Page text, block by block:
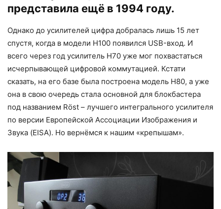
представила ещё в 1994 году.
Однако до усилителей цифра добралась лишь 15 лет
спустя, когда в модели H100 появился USB-вход. И
всего через год усилитель H70 уже мог похвастаться
исчерпывающей цифровой коммутацией. Кстати
сказать, на его базе была построена модель H80, а уже
она в свою очередь стала основной для блокбастера
под названием Röst – лучшего интегрального усилителя
по версии Европейской Ассоциации Изображения и
Звука (EISA). Но вернёмся к нашим «крепышам».